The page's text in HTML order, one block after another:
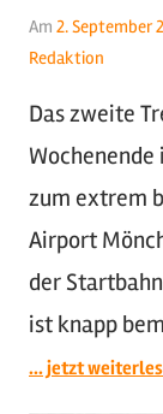
Am 2. September
Redaktion
Das zweite
zum extrem
Airport
der
ist knapp
... jetzt